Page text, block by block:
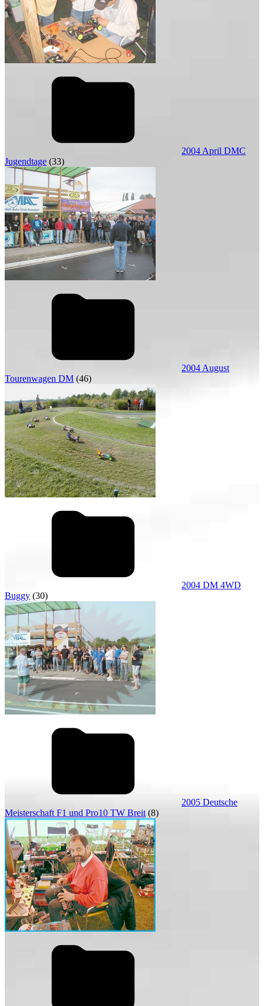
2004 April DMC
Jugendtage (33)
2004 August
Tourenwagen DM (46)
2004 DM 4WD
Buggy (30)
2005 Deutsche
Meisterschaft F1 und Pro10 TW Breit (8)